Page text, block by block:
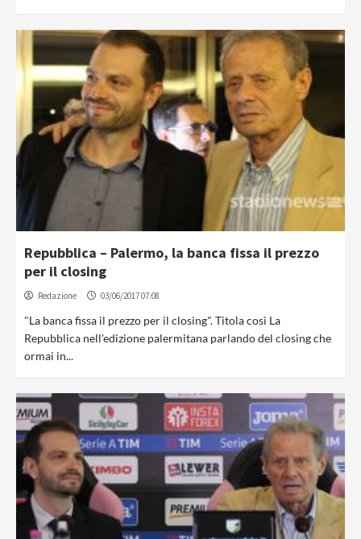
Repubblica – Palermo, la banca fissa il prezzo
per il closing
Redazione 03/06/2017 07:08
"La banca fissa il prezzo per il closing". Titola così La
Repubblica nell'edizione palermitana parlando del closing che
ormai in...